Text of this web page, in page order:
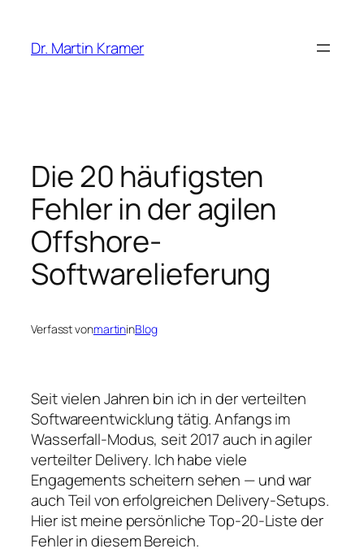
springen
Dr. Martin Kramer
Die 20 häufigsten
Fehler in der agilen
Offshore-
Softwarelieferung
Verfasst vonmartininBlog
Seit vielen Jahren bin ich in der verteilten
Softwareentwicklung tätig. Anfangs im
Wasserfall-Modus, seit 2017 auch in agiler
verteilter Delivery. Ich habe viele
Engagements scheitern sehen — und war
auch Teil von erfolgreichen Delivery-Setups.
Hier ist meine persönliche Top-20-Liste der
Fehler in diesem Bereich.